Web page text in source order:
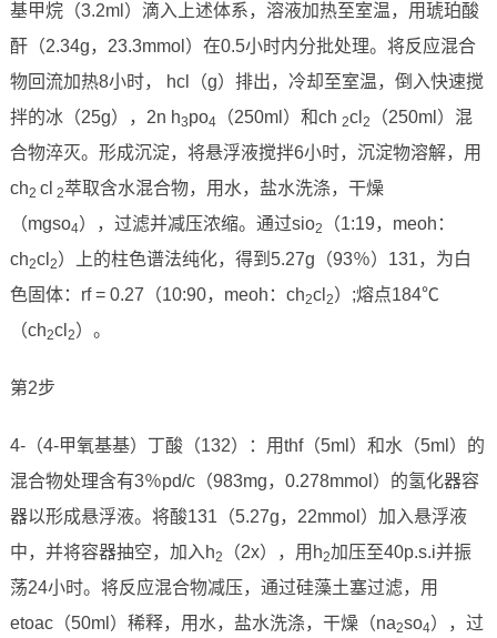
基甲烷（3.2ml）滴入上述体系，溶液加热至室温，用琥珀酸
酐（2.34g，23.3mmol）在0.5小时内分批处理。将反应混合
物回流加热8小时， hcl（g）排出，冷却至室温，倒入快速搅
拌的冰（25g），2n h3po4 （250ml）和ch 2cl 2
（250ml）混
合物淬灭。形成沉淀，将悬浮液搅拌6小时，沉淀物溶解，用
ch2 cl 2萃取含水混合物，用水，盐水洗涤，干燥
（mgso4），过滤并减压浓缩。通过sio2
（1:19，meoh：
ch2cl 2）上的柱色谱法纯化，得到5.27g（93％）131，为白
色固体：rf = 0.27（10:90，meoh：ch2cl 2）;熔点184℃
（ch2cl 2）。
第2步
4-（4-甲氧基基）丁酸（132）：用thf（5ml）和水（5ml）的
混合物处理含有3％pd/c（983mg，0.278mmol）的氢化器容
器以形成悬浮液。将酸131（5.27g，22mmol）加入悬浮液
中，并将容器抽空，加入h2 （2x），用h2加压至40p.s.i并振
荡24小时。将反应混合物减压，通过硅藻土塞过滤，用
etoac（50ml）稀释，用水，盐水洗涤，干燥（na2so4），过